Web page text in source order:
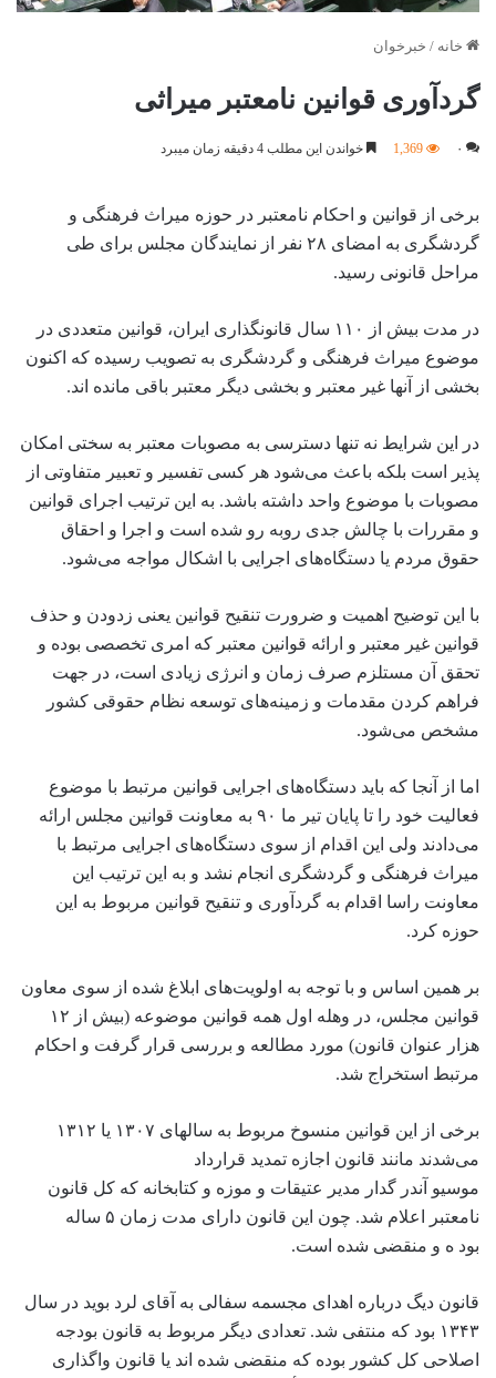
خانه / خبرخوان
گردآوری قوانین نامعتبر میراثی
۰ 1,369 خواندن این مطلب 4 دقیقه زمان میبرد
برخی از قوانین و احکام نامعتبر در حوزه میراث فرهنگی و
گردشگری به امضای ۲۸ نفر از نمایندگان مجلس برای طی
مراحل قانونی رسید.
در مدت بیش از ۱۱۰ سال قانونگذاری ایران، قوانین متعددی در
موضوع میراث فرهنگی و گردشگری به تصویب رسیده که اکنون
بخشی از آنها غیر معتبر و بخشی دیگر معتبر باقی مانده اند.
در این شرایط نه تنها دسترسی به مصوبات معتبر به سختی امکان
پذیر است بلکه باعث می‌شود هر کسی تفسیر و تعبیر متفاوتی از
مصوبات با موضوع واحد داشته باشد. به این ترتیب اجرای قوانین
و مقررات با چالش جدی روبه رو شده است و اجرا و احقاق
حقوق مردم یا دستگاه‌های اجرایی با اشکال مواجه می‌شود.
با این توضیح اهمیت و ضرورت تنقیح قوانین یعنی زدودن و حذف
قوانین غیر معتبر و ارائه قوانین معتبر که امری تخصصی بوده و
تحقق آن مستلزم صرف زمان و انرژی زیادی است، در جهت
فراهم کردن مقدمات و زمینه‌های توسعه نظام حقوقی کشور
مشخص می‌شود.
اما از آنجا که باید دستگاه‌های اجرایی قوانین مرتبط با موضوع
فعالیت خود را تا پایان تیر ما ۹۰ به معاونت قوانین مجلس ارائه
می‌دادند ولی این اقدام از سوی دستگاه‌های اجرایی مرتبط با
میراث فرهنگی و گردشگری انجام نشد و به این ترتیب این
معاونت راسا اقدام به گردآوری و تنقیح قوانین مربوط به این
حوزه کرد.
بر همین اساس و با توجه به اولویت‌های ابلاغ شده از سوی معاون
قوانین مجلس، در وهله اول همه قوانین موضوعه (بیش از ۱۲
هزار عنوان قانون) مورد مطالعه و بررسی قرار گرفت و احکام
مرتبط استخراج شد.
برخی از این قوانین منسوخ مربوط به سالهای ۱۳۰۷ یا ۱۳۱۲
می‌شدند مانند قانون اجازه تمدید قرارداد
موسیو آندر گدار مدیر عتیقات و موزه و کتابخانه که کل قانون
نامعتبر اعلام شد. چون این قانون دارای مدت زمان ۵ ساله
بود ه و منقضی شده است.
قانون دیگ درباره اهدای مجسمه سفالی به آقای لرد بوید در سال
۱۳۴۳ بود که منتفی شد. تعدادی دیگر مربوط به قانون بودجه
اصلاحی کل کشور بوده که منقضی شده اند یا قانون واگذاری